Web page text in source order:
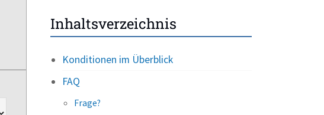
Inhaltsverzeichnis
Konditionen im Überblick
FAQ
Frage?